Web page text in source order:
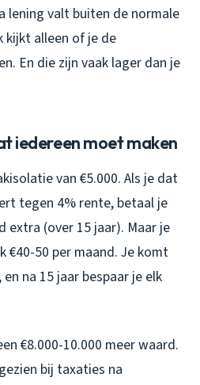
lening valt buiten de normale
kijkt alleen of je de
En die zijn vaak lager dan je
iedereen moet maken
van €5.000. Als je dat
tegen 4% rente, betaal je
extra (over 15 jaar). Maar je
€40-50 per maand. Je komt
na 15 jaar bespaar je elk
€8.000-10.000 meer waard.
bij taxaties na